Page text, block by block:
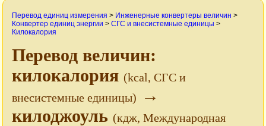
Перевод единиц измерения > Инженерные конвертеры величин >
Конвертер единиц энергии > СГС и внесистемные единицы >
Килокалория
Перевод величин:
килокалория (kcal, СГС и
внесистемные единицы)
→
килоджоуль (кдж, Международная